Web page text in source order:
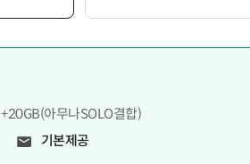
+20GB(아무나SOLO결합)
기본제공